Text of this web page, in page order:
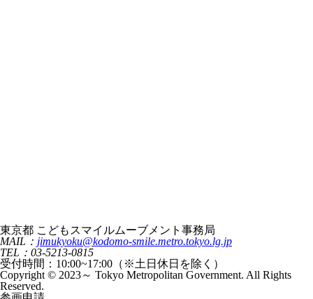
東京都 こどもスマイルムーブメント事務局
MAIL： jimukyoku@kodomo-smile.metro.tokyo.lg.jp
TEL：03-5213-0815
受付時間：10:00~17:00（※土日休日を除く）
Copyright © 2023～ Tokyo Metropolitan Government. All Rights
Reserved.